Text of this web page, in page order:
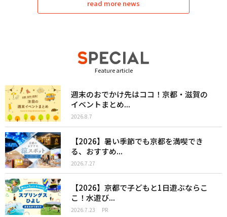
read more news
Feature article
週末のおでかけ先はココ！京都・滋賀の
イベントまとめ...
2026.8.7
【2026】暑い季節でも京都を満喫でき
る、おすすめ...
2026.7.27
【2026】京都で子どもと1日遊ぶならこ
こ！水遊び...
2026.7.23 PR